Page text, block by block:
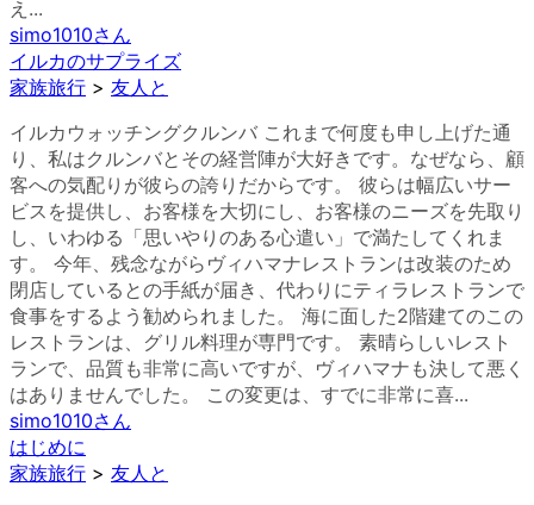
え...
simo1010さん
イルカのサプライズ
家族旅行 > 友人と
イルカウォッチングクルンバ これまで何度も申し上げた通
り、私はクルンバとその経営陣が大好きです。なぜなら、顧
客への気配りが彼らの誇りだからです。 彼らは幅広いサー
ビスを提供し、お客様を大切にし、お客様のニーズを先取り
し、いわゆる「思いやりのある心遣い」で満たしてくれま
す。 今年、残念ながらヴィハマナレストランは改装のため
閉店しているとの手紙が届き、代わりにティラレストランで
食事をするよう勧められました。 海に面した2階建てのこの
レストランは、グリル料理が専門です。 素晴らしいレスト
ランで、品質も非常に高いですが、ヴィハマナも決して悪く
はありませんでした。 この変更は、すでに非常に喜...
simo1010さん
はじめに
家族旅行 > 友人と